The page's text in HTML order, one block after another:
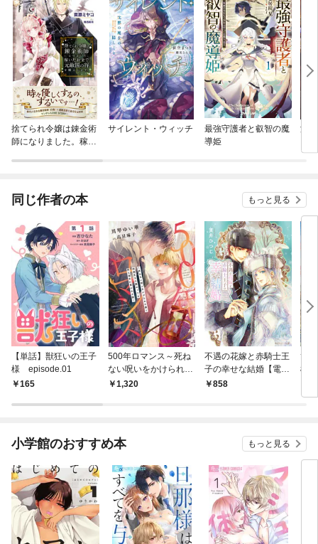
捨てられ令嬢は錬金術
師になりました。稼い
サイレント・ウィッチ
最強守護者と叡智の魔
導姫
没
た
同じ作者の本 もっと見る
【単話】獣狂いの王子
様 episode.01
165
500年ロマンス～死ね
ない呪いをかけられた
僕と何度生まれ変わっ
1,320
不遇の花嫁と赤騎士王
子の幸せな結婚【電子
特別版】
858
ひ
檻
ろ
小学館のおすすめ本 もっと見る